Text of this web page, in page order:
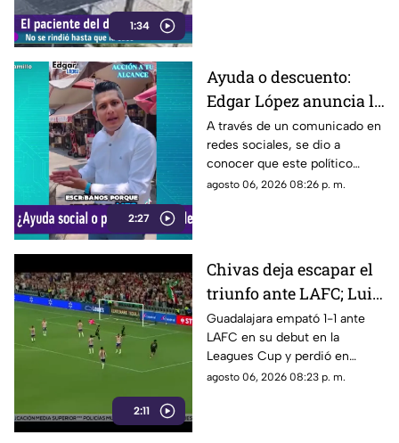
1:34
2:27
Ayuda o descuento:
Edgar López anuncia la
nueva estrategia para
ayudar algunas
familias
A través de un comunicado en
redes sociales, se dio a
conocer que este político
presuntamente busca ayudar a
agosto 06, 2026 08:26 p. m.
2:11
Chivas deja escapar el
triunfo ante LAFC; Luis
Romo es señalado por
su cobro en penales
Guadalajara empató 1-1 ante
LAFC en su debut en la
Leagues Cup y perdió en
penales; Luis Romo fue
agosto 06, 2026 08:23 p. m.